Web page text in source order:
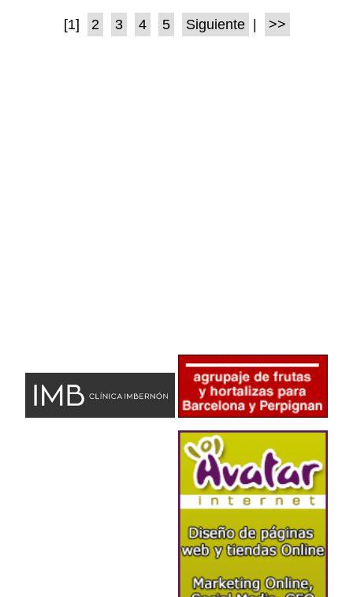
[1] 2 3 4 5 Siguiente | >>